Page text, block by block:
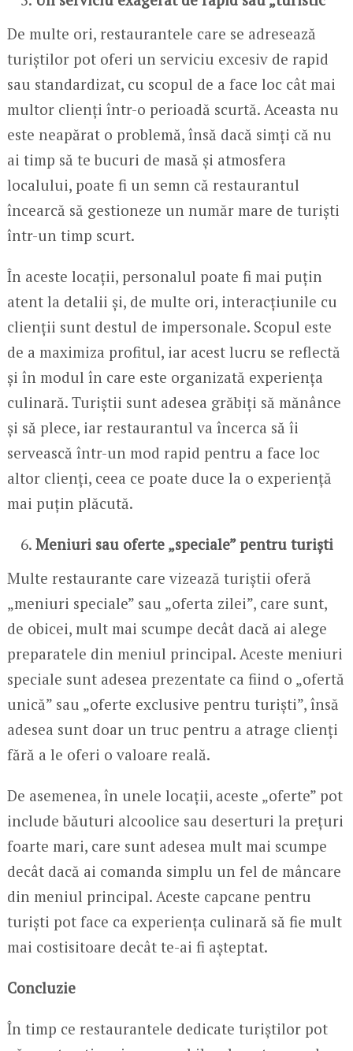
De multe ori, restaurantele care se adresează
turiștilor pot oferi un serviciu excesiv de rapid
sau standardizat, cu scopul de a face loc cât mai
multor clienți într-o perioadă scurtă. Aceasta nu
este neapărat o problemă, însă dacă simți că nu
ai timp să te bucuri de masă și atmosfera
localului, poate fi un semn că restaurantul
încearcă să gestioneze un număr mare de turiști
într-un timp scurt.
În aceste locații, personalul poate fi mai puțin
atent la detalii și, de multe ori, interacțiunile cu
clienții sunt destul de impersonale. Scopul este
de a maximiza profitul, iar acest lucru se reflectă
și în modul în care este organizată experiența
culinară. Turiștii sunt adesea grăbiți să mănânce
și să plece, iar restaurantul va încerca să îi
servească într-un mod rapid pentru a face loc
altor clienți, ceea ce poate duce la o experiență
mai puțin plăcută.
Meniuri sau oferte „speciale” pentru turiști
Multe restaurante care vizează turiștii oferă
„meniuri speciale” sau „oferta zilei”, care sunt,
de obicei, mult mai scumpe decât dacă ai alege
preparatele din meniul principal. Aceste meniuri
speciale sunt adesea prezentate ca fiind o „ofertă
unică” sau „oferte exclusive pentru turiști”, însă
adesea sunt doar un truc pentru a atrage clienți
fără a le oferi o valoare reală.
De asemenea, în unele locații, aceste „oferte” pot
include băuturi alcoolice sau deserturi la prețuri
foarte mari, care sunt adesea mult mai scumpe
decât dacă ai comanda simplu un fel de mâncare
din meniul principal. Aceste capcane pentru
turiști pot face ca experiența culinară să fie mult
mai costisitoare decât te-ai fi așteptat.
Concluzie
În timp ce restaurantele dedicate turiștilor pot